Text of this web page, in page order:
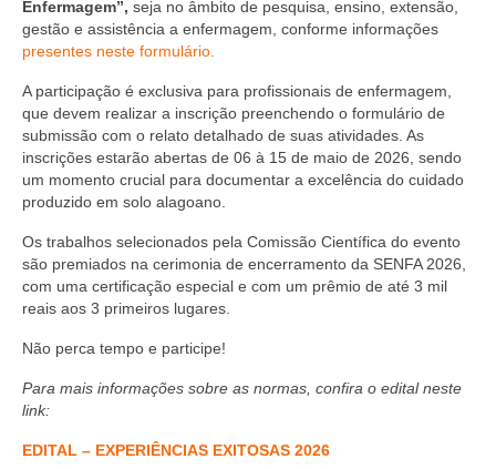
Fiscalização
Legislações
Decisões
Portarias
Resoluções
Desagravo Público
Censura Pública
Enfermagem”, seja no âmbito de pesquisa, ensino, extensão,
gestão e assistência a enfermagem, conforme informações
presentes neste formulário.
A participação é exclusiva para profissionais de enfermagem,
que devem realizar a inscrição preenchendo o formulário de
submissão com o relato detalhado de suas atividades. As
inscrições estarão abertas de 06 à 15 de maio de 2026, sendo
um momento crucial para documentar a excelência do cuidado
produzido em solo alagoano.
Os trabalhos selecionados pela Comissão Científica do evento
são premiados na cerimonia de encerramento da SENFA 2026,
com uma certificação especial e com um prêmio de até 3 mil
reais aos 3 primeiros lugares.
Não perca tempo e participe!
Para mais informações sobre as normas, confira o edital neste
link:
EDITAL – EXPERIÊNCIAS EXITOSAS 2026